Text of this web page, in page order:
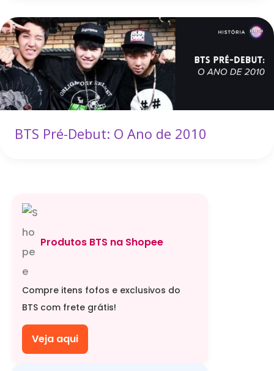
BTS Pré-Debut: O Ano de 2010
Produtos BTS na Shopee
Compre itens fofos e exclusivos do
BTS com frete grátis!
Veja aqui